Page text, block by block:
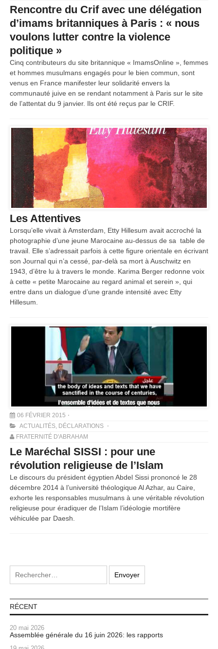
Rencontre du Crif avec une délégation
d’imams britanniques à Paris : « nous
voulons lutter contre la violence
politique »
Cinq contributeurs du site britannique « ImamsOnline », femmes
et hommes musulmans engagés pour le bien commun, sont
venus en France manifester leur solidarité envers la
communauté juive en se rendant notamment à Paris sur le site
de l’attentat du 9 janvier. Ils ont été reçus par le CRIF.
Les Attentives
Lorsqu’elle vivait à Amsterdam, Etty Hillesum avait accroché la
photographie d’une jeune Marocaine au-dessus de sa table de
travail. Elle s’adressait parfois à cette figure orientale en écrivant
son Journal qui n’a cessé, par-delà sa mort à Auschwitz en
1943, d’être lu à travers le monde. Karima Berger redonne voix
à cette « petite Marocaine au regard animal et serein », qui
entre dans un dialogue d’une grande intensité avec Etty
Hillesum.
06 FÉVRIER 2015
ACTUALITÉS, DÉCLARATIONS
FRATERNITÉ D'ABRAHAM
Le Maréchal SISSI : pour une
révolution religieuse de l’Islam
Le discours du président égyptien Abdel Sissi prononcé le 28
décembre 2014 à l’université théologique Al Azhar, au Caire,
exhorte les responsables musulmans à une véritable révolution
religieuse pour éradiquer de l’Islam l’idéologie mortifère
véhiculée par Daesh.
RÉCENT
20 mai 2026
Assemblée générale du 16 juin 2026: les rapports